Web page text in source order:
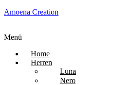
Amoena Creation
Menü
Home
Herren
Luna
Nero